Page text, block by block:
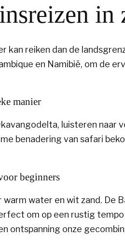
kan reiken dan de
en Namibië, om de
manier
luisteren naar
benadering van safari
beginners
water en wit zand. De
om op een rustig
ontspanning onze